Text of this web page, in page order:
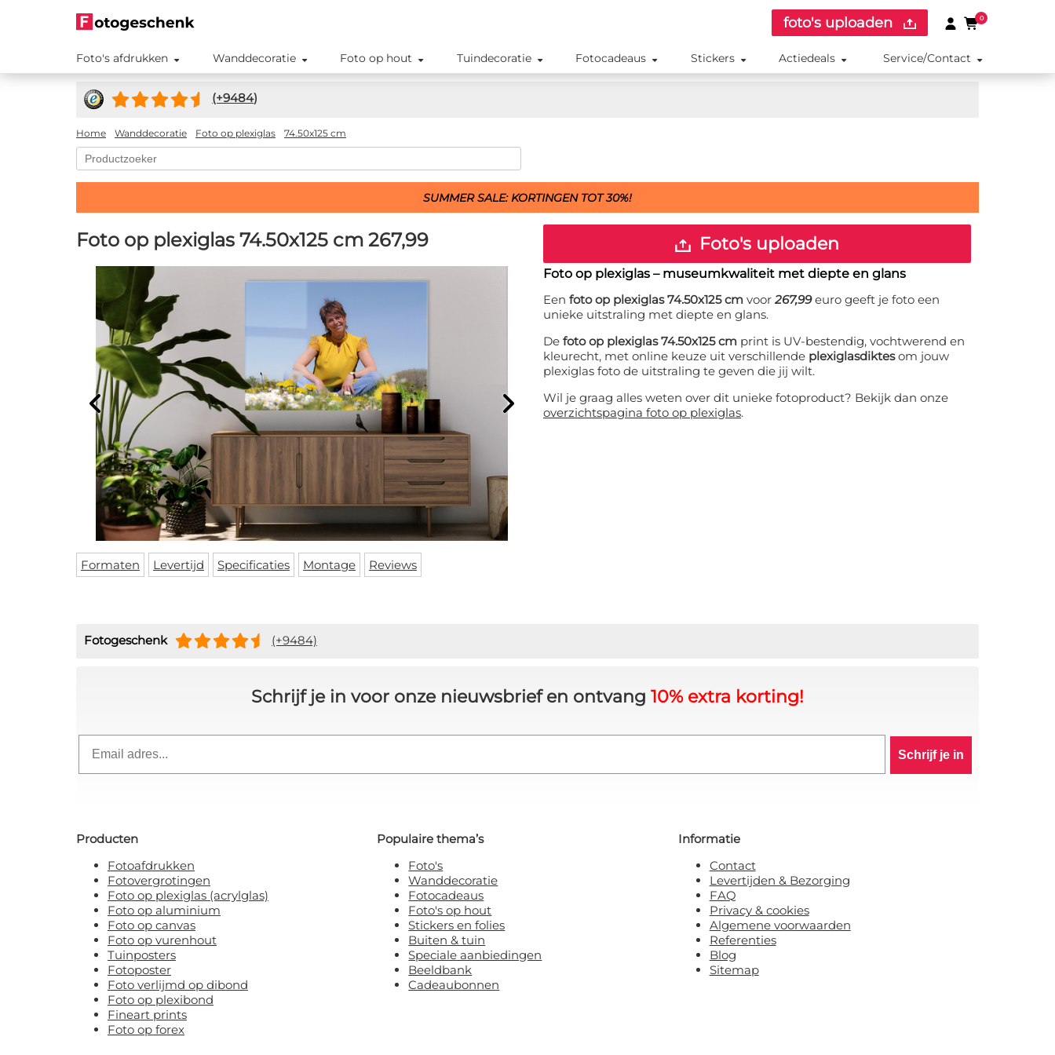
foto's uploaden 0
Foto's afdrukken Wanddecoratie Foto op hout Tuindecoratie Fotocadeaus Stickers Actiedeals Service/Contact
(+9484)
Home Wanddecoratie Foto op plexiglas 74.50x125 cm
SUMMER SALE: KORTINGEN TOT 30%!
Foto op plexiglas 74.50x125 cm 267,99
Formaten Levertijd Specificaties Montage Reviews
Foto's uploaden
Foto op plexiglas – museumkwaliteit met diepte en glans
Een foto op plexiglas 74.50x125 cm voor267,99euro geeft je foto een
unieke uitstraling met diepte en glans.
De foto op plexiglas 74.50x125 cm print is UV-bestendig, vochtwerend en
kleurecht, met online keuze uit verschillende plexiglasdiktesom jouw
plexiglas foto de uitstraling te geven die jij wilt.
Wil je graag alles weten over dit unieke fotoproduct? Bekijk dan onze
overzichtspagina foto op plexiglas.
Fotogeschenk (+9484)
Schrijf je in voor onze nieuwsbrief en ontvang 10% extra korting!
Schrijf je in
Producten
Fotoafdrukken
Fotovergrotingen
Foto op plexiglas (acrylglas)
Foto op aluminium
Foto op canvas
Foto op vurenhout
Tuinposters
Fotoposter
Foto verlijmd op dibond
Foto op plexibond
Fineart prints
Foto op forex
Populaire thema’s
Foto's
Wanddecoratie
Fotocadeaus
Foto's op hout
Stickers en folies
Buiten & tuin
Speciale aanbiedingen
Beeldbank
Cadeaubonnen
Informatie
Contact
Levertijden & Bezorging
FAQ
Privacy & cookies
Algemene voorwaarden
Referenties
Blog
Sitemap